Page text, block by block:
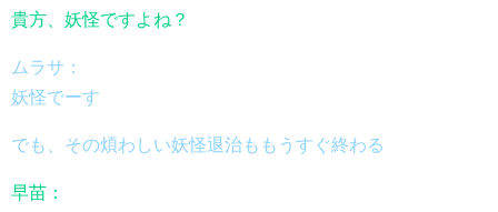
貴方、妖怪ですよね？
ムラサ：
妖怪でーす
でも、その煩わしい妖怪退治ももうすぐ終わる
早苗：